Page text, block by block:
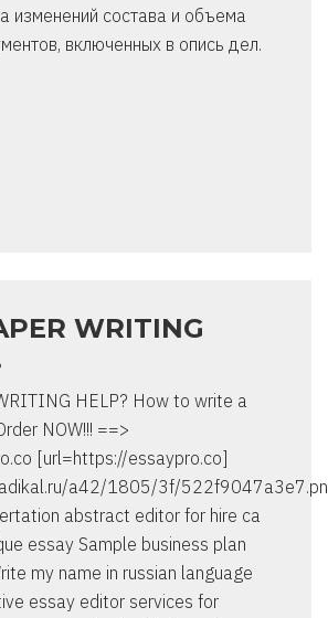
изменений состава и объема
включенных в опись дел.
WRITING
HELP? How to write a
NOW!!! ==>
[url=https://essaypro.co]
a42/1805/3f/
abstract editor for hire ca
essay Sample business plan
my name in russian language
essay editor services for